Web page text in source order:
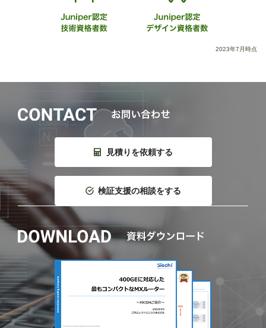
2023年7月時点
見積りを依頼する
検証支援の相談をする